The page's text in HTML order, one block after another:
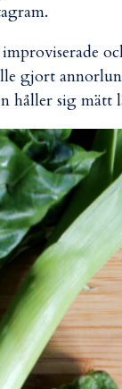
gjort
håller sig mätt